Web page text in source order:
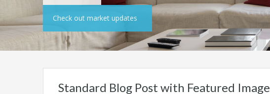
Check out market updates
Standard Blog Post with Featured Image